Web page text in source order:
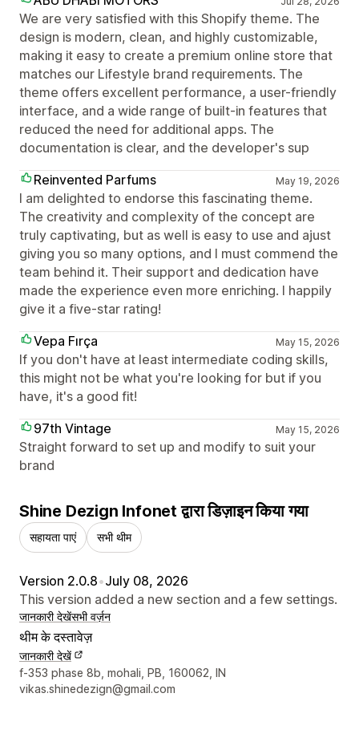
We are very satisfied with this Shopify theme. The
design is modern, clean, and highly customizable,
making it easy to create a premium online store that
matches our Lifestyle brand requirements. The
theme offers excellent performance, a user-friendly
interface, and a wide range of built-in features that
reduced the need for additional apps. The
documentation is clear, and the developer's sup
Reinvented Parfums
May 19, 2026
I am delighted to endorse this fascinating theme.
The creativity and complexity of the concept are
truly captivating, but as well is easy to use and ajust
giving you so many options, and I must commend the
team behind it. Their support and dedication have
made the experience even more enriching. I happily
give it a five-star rating!
Vepa Fırça
May 15, 2026
If you don't have at least intermediate coding skills,
this might not be what you're looking for but if you
have, it's a good fit!
97th Vintage
May 15, 2026
Straight forward to set up and modify to suit your
brand
Shine Dezign Infonet द्वारा डिज़ाइन किया गया
सहायता पाएं सभी थीम
Version 2.0.8•July 08, 2026
This version added a new section and a few settings.
जानकारी देखेंसभी वर्ज़न
थीम के दस्तावेज़
जानकारी देखें
डिज़ाइनर के संपर्क की जानकारी
f-353 phase 8b, mohali, PB, 160062, IN
vikas.shinedezign@gmail.com